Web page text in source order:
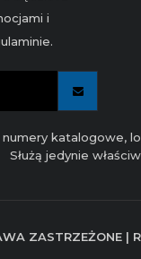
i
numery katalogowe,
Służą jedynie
ZASTRZEŻONE |